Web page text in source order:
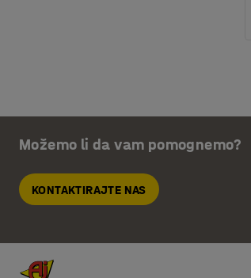
Možemo li da vam pomognemo?
KONTAKTIRAJTE NAS